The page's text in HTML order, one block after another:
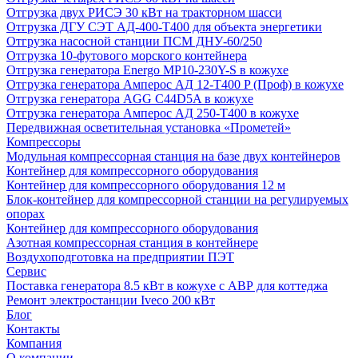
Отгрузка двух РИСЭ 30 кВт на тракторном шасси
Отгрузка ДГУ СЭТ АД-400-Т400 для объекта энергетики
Отгрузка насосной станции ПСМ ДНУ-60/250
Отгрузка 10-футового морского контейнера
Отгрузка генератора Energo MP10-230Y-S в кожухе
Отгрузка генератора Амперос АД 12-Т400 P (Проф) в кожухе
Отгрузка генератора AGG C44D5A в кожухе
Отгрузка генератора Амперос АД 250-Т400 в кожухе
Передвижная осветительная установка «Прометей»
Компрессоры
Модульная компрессорная станция на базе двух контейнеров
Контейнер для компрессорного оборудования
Контейнер для компрессорного оборудования 12 м
Блок-контейнер для компрессорной станции на регулируемых
опорах
Контейнер для компрессорного оборудования
Азотная компрессорная станция в контейнере
Воздухоподготовка на предприятии ПЭТ
Сервис
Поставка генератора 8.5 кВт в кожухе с АВР для коттеджа
Ремонт электростанции Iveco 200 кВт
Блог
Контакты
Компания